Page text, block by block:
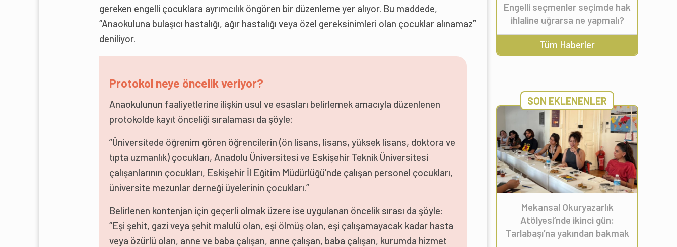
gereken engelli çocuklara ayrımcılık öngören bir düzenleme yer alıyor. Bu maddede,
“Anaokuluna bulaşıcı hastalığı, ağır hastalığı veya özel gereksinimleri olan çocuklar alınamaz”
deniliyor.
Protokol neye öncelik veriyor?
Anaokulunun faaliyetlerine ilişkin usul ve esasları belirlemek amacıyla düzenlenen
protokolde kayıt önceliği sıralaması da şöyle:
“Üniversitede öğrenim gören öğrencilerin (ön lisans, lisans, yüksek lisans, doktora ve
tıpta uzmanlık) çocukları, Anadolu Üniversitesi ve Eskişehir Teknik Üniversitesi
çalışanlarının çocukları, Eskişehir İl Eğitim Müdürlüğü’nde çalışan personel çocukları,
üniversite mezunlar derneği üyelerinin çocukları.”
Belirlenen kontenjan için geçerli olmak üzere ise uygulanan öncelik sırası da şöyle:
“Eşi şehit, gazi veya şehit malulü olan, eşi ölmüş olan, eşi çalışamayacak kadar hasta
veya özürlü olan, anne ve baba çalışan, anne çalışan, baba çalışan, kurumda hizmet
Engelli seçmenler seçimde hak
ihlaline uğrarsa ne yapmalı?
Tüm Haberler
SON EKLENENLER
Mekansal Okuryazarlık
Atölyesi’nde ikinci gün:
Tarlabaşı’na yakından bakmak